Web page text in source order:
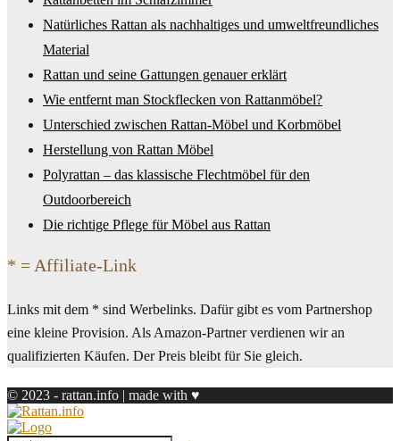
Natürliches Rattan als nachhaltiges und umweltfreundliches
Material
Rattan und seine Gattungen genauer erklärt
Wie entfernt man Stockflecken von Rattanmöbel?
Unterschied zwischen Rattan-Möbel und Korbmöbel
Herstellung von Rattan Möbel
Polyrattan – das klassische Flechtmöbel für den
Outdoorbereich
Die richtige Pflege für Möbel aus Rattan
* = Affiliate-Link
Links mit dem * sind Werbelinks. Dafür gibt es vom Partnershop
eine kleine Provision. Als Amazon-Partner verdienen wir an
qualifizierten Käufen. Der Preis bleibt für Sie gleich.
© 2023 - rattan.info | made with ♥